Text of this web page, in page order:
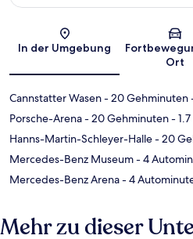
Karte
In der Umgebung
Ort
Cannstatter Wasen- 20 Gehminuten
Porsche-Arena- 20 Gehminuten-
Hanns-Martin-Schleyer-Halle- 20
Mercedes-Benz Museum- 4
Mercedes-Benz Arena- 4
Mehr zu dieser